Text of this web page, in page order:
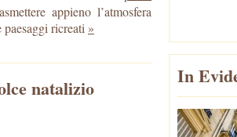
appieno l’atmosfera
ricreati »
natalizio
In